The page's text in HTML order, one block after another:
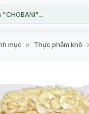
"CHOBANI"...
mục > Thực phẩm khô